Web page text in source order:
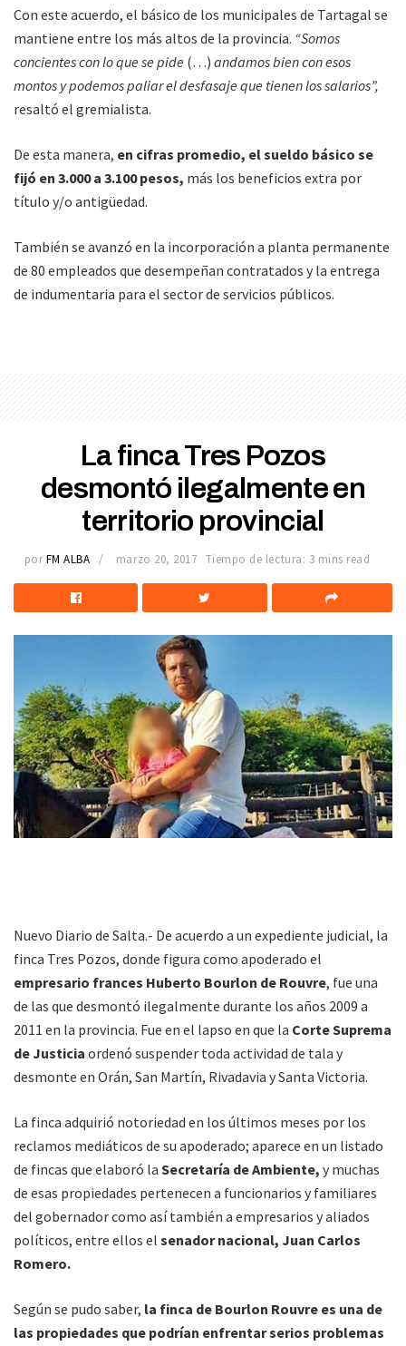
Con este acuerdo, el básico de los municipales de Tartagal se
mantiene entre los más altos de la provincia. “Somos
concientes con lo que se pide (…) andamos bien con esos
montos y podemos paliar el desfasaje que tienen los salarios”,
resaltó el gremialista.
De esta manera, en cifras promedio, el sueldo básico se
fijó en 3.000 a 3.100 pesos, más los beneficios extra por
título y/o antigüedad.
También se avanzó en la incorporación a planta permanente
de 80 empleados que desempeñan contratados y la entrega
de indumentaria para el sector de servicios públicos.
La finca Tres Pozos
desmontó ilegalmente en
territorio provincial
por FM ALBA marzo 20, 2017 Tiempo de lectura: 3 mins read
Nuevo Diario de Salta.- De acuerdo a un expediente judicial, la
finca Tres Pozos, donde figura como apoderado el
empresario frances Huberto Bourlon de Rouvre, fue una
de las que desmontó ilegalmente durante los años 2009 a
2011 en la provincia. Fue en el lapso en que la Corte Suprema
de Justicia ordenó suspender toda actividad de tala y
desmonte en Orán, San Martín, Rivadavia y Santa Victoria.
La finca adquirió notoriedad en los últimos meses por los
reclamos mediáticos de su apoderado; aparece en un listado
de fincas que elaboró la Secretaría de Ambiente, y muchas
de esas propiedades pertenecen a funcionarios y familiares
del gobernador como así también a empresarios y aliados
políticos, entre ellos el senador nacional, Juan Carlos
Romero.
Según se pudo saber, la finca de Bourlon Rouvre es una de
las propiedades que podrían enfrentar serios problemas